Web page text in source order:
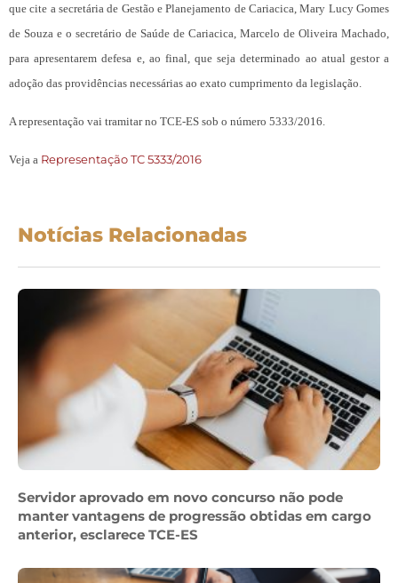
que cite a secretária de Gestão e Planejamento de Cariacica, Mary Lucy Gomes
de Souza e o secretário de Saúde de Cariacica, Marcelo de Oliveira Machado,
para apresentarem defesa e, ao final, que seja determinado ao atual gestor a
adoção das providências necessárias ao exato cumprimento da legislação.
A representação vai tramitar no TCE-ES sob o número 5333/2016.
Veja a Representação TC 5333/2016
Notícias Relacionadas
Servidor aprovado em novo concurso não pode
manter vantagens de progressão obtidas em cargo
anterior, esclarece TCE-ES